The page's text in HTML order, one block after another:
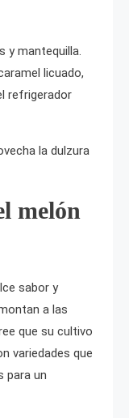
y mantequilla.
licuado,
refrigerador
la dulzura
melón
sabor y
a las
que su cultivo
variedades que
para un